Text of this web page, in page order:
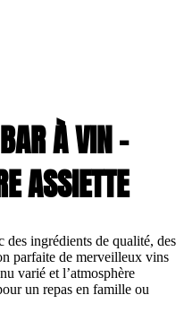
À VIN –
ASSIETTE
des ingrédients de qualité, des
parfaite de merveilleux vins
varié et l’atmosphère
un repas en famille ou